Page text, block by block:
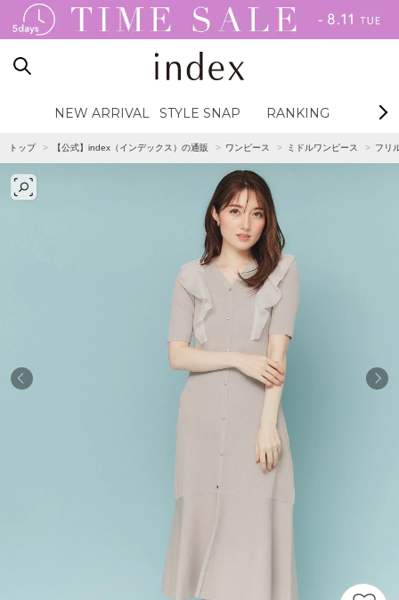
NEW ARRIVAL STYLE SNAP RANKING
トップ 【公式】index（インデックス）の通販 ワンピース ミドルワンピース フリ